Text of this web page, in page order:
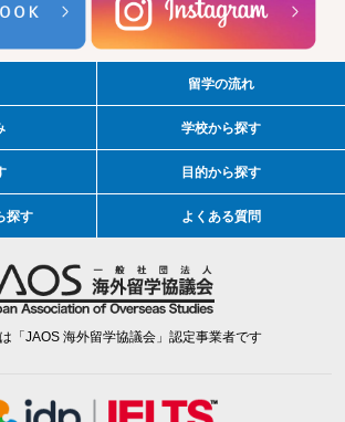
留学の流れ
学校から探す
目的から探す
探す よくある質問
「JAOS 海外留学協議会」認定事業者です